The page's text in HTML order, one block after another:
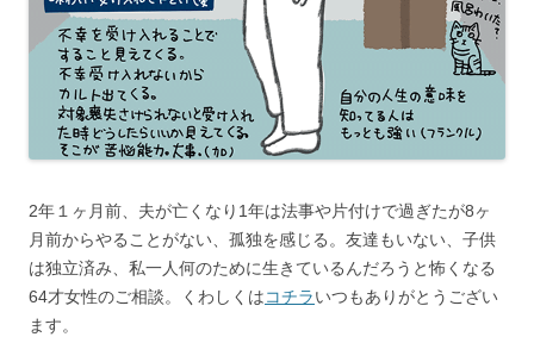
2年１ヶ月前、夫が亡くなり1年は法事や片付けで過ぎたが8ヶ
月前からやることがない、孤独を感じる。友達もいない、子供
は独立済み、私一人何のために生きているんだろうと怖くなる
64才女性のご相談。くわしくはコチラいつもありがとうござい
ます。